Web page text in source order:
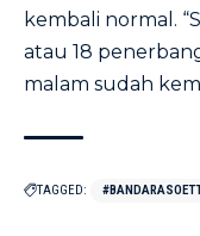
kembali normal.
atau 18
malam sudah
TAGGED: